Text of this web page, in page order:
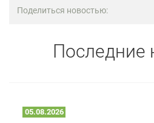
Поделиться новостью:
Последние
05.08.2026